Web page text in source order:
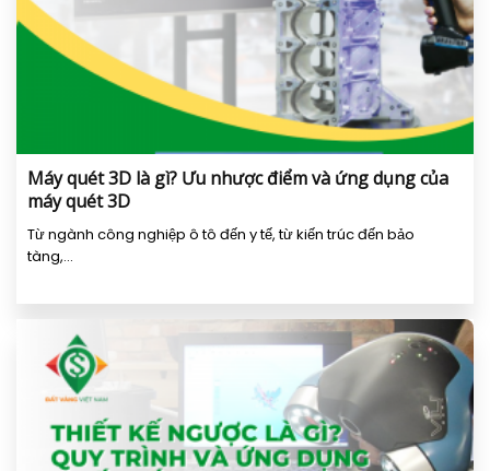
Máy quét 3D là gì? Ưu nhược điểm và ứng dụng của
máy quét 3D
Từ ngành công nghiệp ô tô đến y tế, từ kiến trúc đến bảo
tàng,...